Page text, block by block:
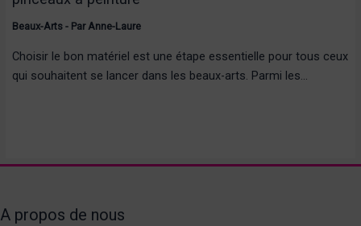
Beaux-Arts- ParAnne-Laure
Choisir le bon matériel est une étape essentielle pour tous ceux
qui souhaitent se lancer dans les beaux-arts. Parmi les…
A propos de nous